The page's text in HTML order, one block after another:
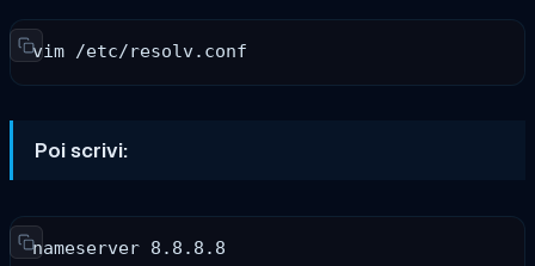
vim /etc/resolv.conf
Poi scrivi:
nameserver 8.8.8.8